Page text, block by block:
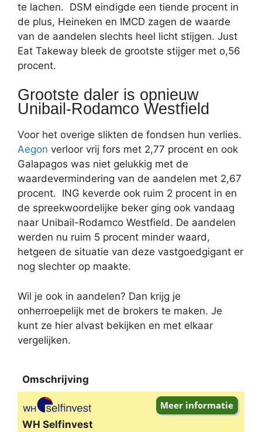
te lachen. DSM eindigde een tiende procent in
de plus, Heineken en IMCD zagen de waarde
van de aandelen slechts heel licht stijgen. Just
Eat Takeway bleek de grootste stijger met o,56
procent.
Grootste daler is opnieuw
Unibail-Rodamco Westfield
Voor het overige slikten de fondsen hun verlies.
Aegon verloor vrij fors met 2,77 procent en ook
Galapagos was niet gelukkig met de
waardevermindering van de aandelen met 2,67
procent. ING keverde ook ruim 2 procent in en
de spreekwoordelijke beker ging ook vandaag
naar Unibail-Rodamco Westfield. De aandelen
werden nu ruim 5 procent minder waard,
hetgeen de situatie van deze vastgoedgigant er
nog slechter op maakte.
Wil je ook in aandelen? Dan krijg je
onherroepelijk met de brokers te maken. Je
kunt ze hier alvast bekijken en met elkaar
vergelijken.
Omschrijving
Omschrijving
WH Selfinvest